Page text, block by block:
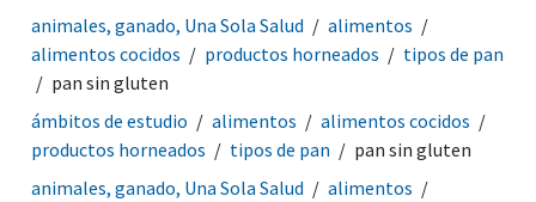
animales, ganado, Una Sola Salud
alimentos
alimentos cocidos
productos horneados
tipos de pan
pan sin gluten
ámbitos de estudio
alimentos
alimentos cocidos
productos horneados
tipos de pan
pan sin gluten
animales, ganado, Una Sola Salud
alimentos